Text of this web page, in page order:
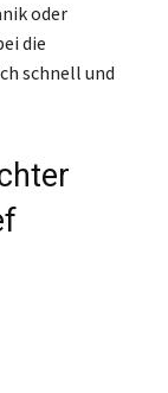
oder
die
schnell und